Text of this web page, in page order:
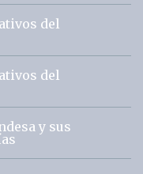
del
del
y sus